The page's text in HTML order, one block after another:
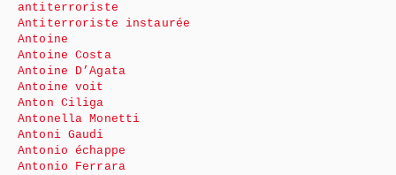
antiterroriste
Antiterroriste instaurée
Antoine
Antoine Costa
Antoine D’Agata
Antoine voit
Anton Ciliga
Antonella Monetti
Antoni Gaudi
Antonio échappe
Antonio Ferrara